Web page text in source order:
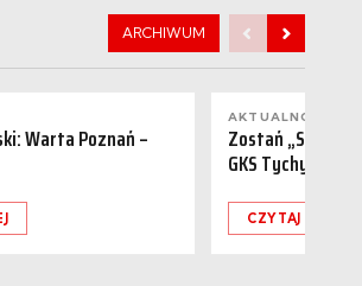
ARCHIWUM
Warta Poznań –
AKTUALNOŚCI
Zostań
GKS Tychy
CZYTAJ WIĘCEJ